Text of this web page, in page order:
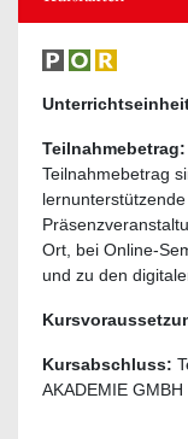
Teilnahmebetrag:
Teilnahmebetrag
Ort, bei Online-
und zu den
Kursabschluss:
AKADEMIE GMBH